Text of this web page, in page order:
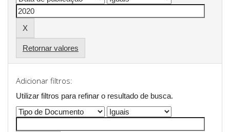
Retornar valores
Adicionar filtros:
Utilizar filtros para refinar o resultado de busca.